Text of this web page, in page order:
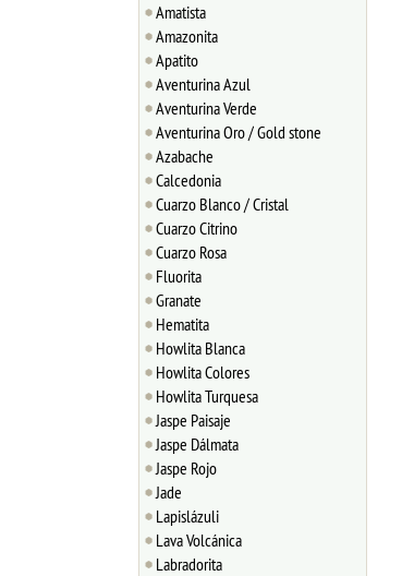
Amatista
Amazonita
Apatito
Aventurina Azul
Aventurina Verde
Aventurina Oro / Gold stone
Azabache
Calcedonia
Cuarzo Blanco / Cristal
Cuarzo Citrino
Cuarzo Rosa
Fluorita
Granate
Hematita
Howlita Blanca
Howlita Colores
Howlita Turquesa
Jaspe Paisaje
Jaspe Dálmata
Jaspe Rojo
Jade
Lapislázuli
Lava Volcánica
Labradorita